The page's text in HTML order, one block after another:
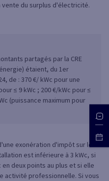
du surplus d'électricité.
partagés par la CRE
étaient, du 1er
de : 370 €/ kWc pour une
≤ 9 kWc ; 200 €/kWc pour ≤
(puissance maximum pour
exonération d'impôt sur le
est inférieure à 3 kWc, si
deux points au plus et si elle
activité professionnelle. Si vous